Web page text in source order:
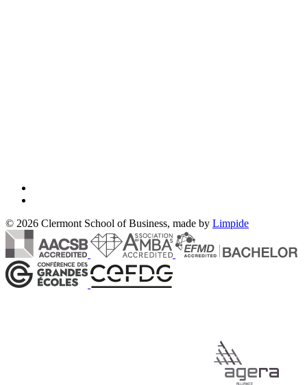
© 2026 Clermont School of Business, made by Limpide